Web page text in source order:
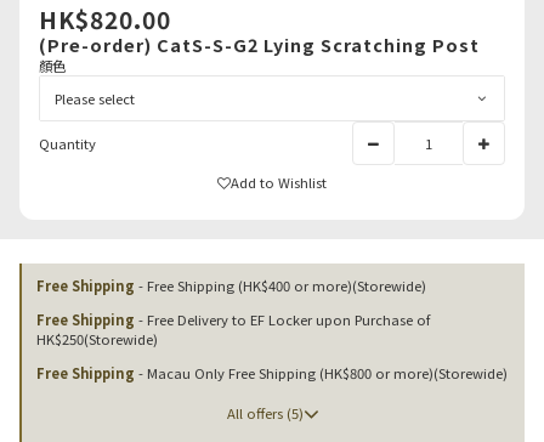
HK$820.00
(Pre-order) CatS-S-G2 Lying Scratching Post
顏色
Quantity
Add to Wishlist
Free Shipping - Free Shipping (HK$400 or more)(Storewide)
Free Shipping - Free Delivery to EF Locker upon Purchase of
HK$250(Storewide)
Free Shipping - Macau Only Free Shipping (HK$800 or more)(Storewide)
All offers (5)